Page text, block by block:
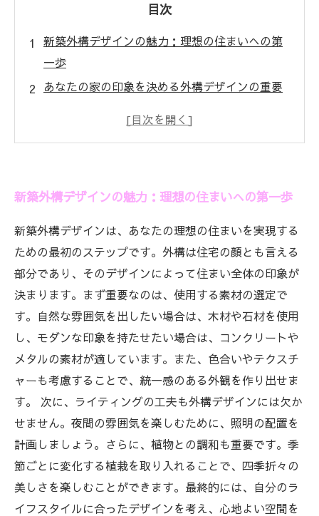
目次
新築外構デザインの魅力：理想の住まいへの第
一歩
あなたの家の印象を決める外構デザインの重要
工夫
事例紹介：成功した新築外構デザインの実践例
夢の住まいを実現するための具体的な計画方法
新築外構デザインで理想の住まいを手に入れよ
う
新築外構デザインの魅力：理想の住まいへの第一歩
新築外構デザインは、あなたの理想の住まいを実現する
ための最初のステップです。外構は住宅の顔とも言える
部分であり、そのデザインによって住まい全体の印象が
決まります。まず重要なのは、使用する素材の選定で
す。自然な雰囲気を出したい場合は、木材や石材を使用
し、モダンな印象を持たせたい場合は、コンクリートや
メタルの素材が適しています。また、色合いやテクスチ
ャーも考慮することで、統一感のある外観を作り出せま
す。 次に、ライティングの工夫も外構デザインには欠か
せません。夜間の雰囲気を楽しむために、照明の配置を
計画しましょう。さらに、植物との調和も重要です。季
節ごとに変化する植栽を取り入れることで、四季折々の
美しさを楽しむことができます。最終的には、自分のラ
イフスタイルに合ったデザインを考え、心地よい空間を